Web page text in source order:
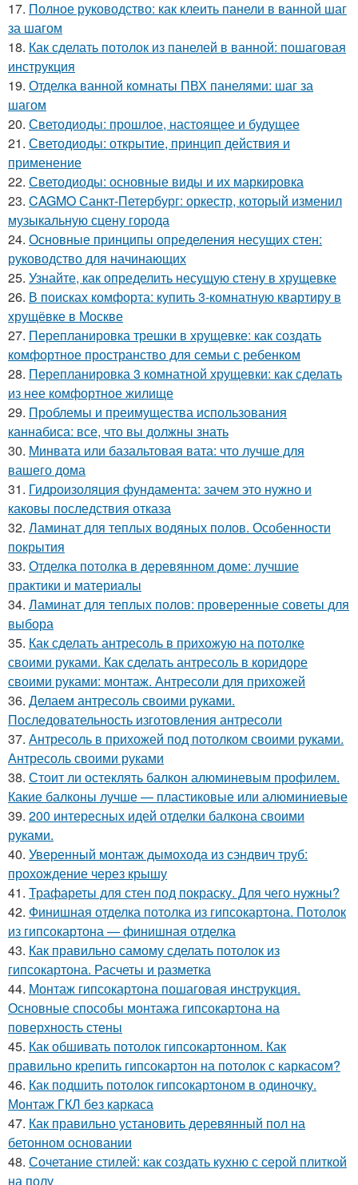
17. Полное руководство: как клеить панели в ванной шаг
за шагом
18. Как сделать потолок из панелей в ванной: пошаговая
инструкция
19. Отделка ванной комнаты ПВХ панелями: шаг за
шагом
20. Светодиоды: прошлое, настоящее и будущее
21. Светодиоды: открытие, принцип действия и
применение
22. Светодиоды: основные виды и их маркировка
23. CAGMO Санкт-Петербург: оркестр, который изменил
музыкальную сцену города
24. Основные принципы определения несущих стен:
руководство для начинающих
25. Узнайте, как определить несущую стену в хрущевке
26. В поисках комфорта: купить 3-комнатную квартиру в
хрущёвке в Москве
27. Перепланировка трешки в хрущевке: как создать
комфортное пространство для семьи с ребенком
28. Перепланировка 3 комнатной хрущевки: как сделать
из нее комфортное жилище
29. Проблемы и преимущества использования
каннабиса: все, что вы должны знать
30. Минвата или базальтовая вата: что лучше для
вашего дома
31. Гидроизоляция фундамента: зачем это нужно и
каковы последствия отказа
32. Ламинат для теплых водяных полов. Особенности
покрытия
33. Отделка потолка в деревянном доме: лучшие
практики и материалы
34. Ламинат для теплых полов: проверенные советы для
выбора
35. Как сделать антресоль в прихожую на потолке
своими руками. Как сделать антресоль в коридоре
своими руками: монтаж. Антресоли для прихожей
36. Делаем антресоль своими руками.
Последовательность изготовления антресоли
37. Антресоль в прихожей под потолком своими руками.
Антресоль своими руками
38. Стоит ли остеклять балкон алюминевым профилем.
Какие балконы лучше — пластиковые или алюминиевые
39. 200 интересных идей отделки балкона своими
руками.
40. Уверенный монтаж дымохода из сэндвич труб:
прохождение через крышу
41. Трафареты для стен под покраску. Для чего нужны?
42. Финишная отделка потолка из гипсокартона. Потолок
из гипсокартона — финишная отделка
43. Как правильно самому сделать потолок из
гипсокартона. Расчеты и разметка
44. Монтаж гипсокартона пошаговая инструкция.
Основные способы монтажа гипсокартона на
поверхность стены
45. Как обшивать потолок гипсокартонном. Как
правильно крепить гипсокартон на потолок с каркасом?
46. Как подшить потолок гипсокартоном в одиночку.
Монтаж ГКЛ без каркаса
47. Как правильно установить деревянный пол на
бетонном основании
48. Сочетание стилей: как создать кухню с серой плиткой
на полу